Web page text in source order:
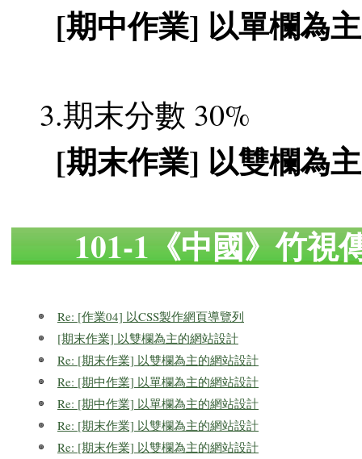
[期中作業] 以單欄為
3.期末分數 30%
[期末作業] 以雙欄為
101-1《中國》竹視
Re: [作業04] 以CSS製作網頁導覽列
[期末作業] 以雙欄為主的網站設計
Re: [期末作業] 以雙欄為主的網站設計
Re: [期中作業] 以單欄為主的網站設計
Re: [期中作業] 以單欄為主的網站設計
Re: [期末作業] 以雙欄為主的網站設計
Re: [期末作業] 以雙欄為主的網站設計